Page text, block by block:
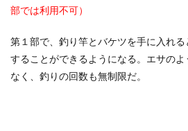
部では利用不可）
第１部で、釣り竿とバケツを手に入れ
することができるようになる。エサの
なく、釣りの回数も無制限だ。